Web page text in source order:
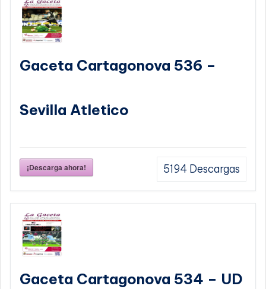
Gaceta Cartagonova 536 –
Sevilla Atletico
¡Descarga ahora! 5194 Descargas
Gaceta Cartagonova 534 – UD